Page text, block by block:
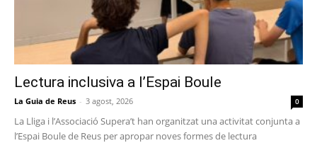
Lectura inclusiva a l’Espai Boule
La Guia de Reus - 3 agost, 2026 0
La Lliga i l’Associació Supera’t han organitzat una activitat conjunta a
l’Espai Boule de Reus per apropar noves formes de lectura